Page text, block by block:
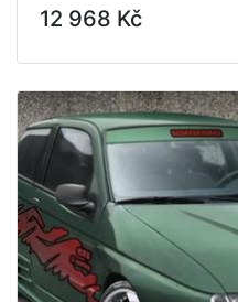
12 968 Kč